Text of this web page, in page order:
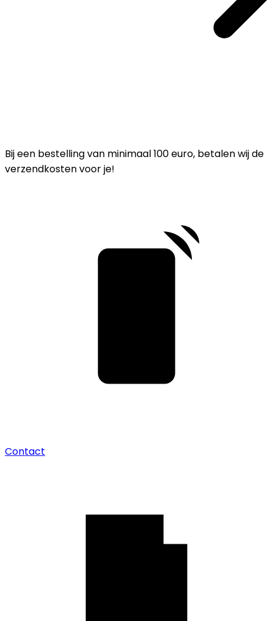
Bij een bestelling van minimaal 100 euro, betalen wij de
verzendkosten voor je!
Contact